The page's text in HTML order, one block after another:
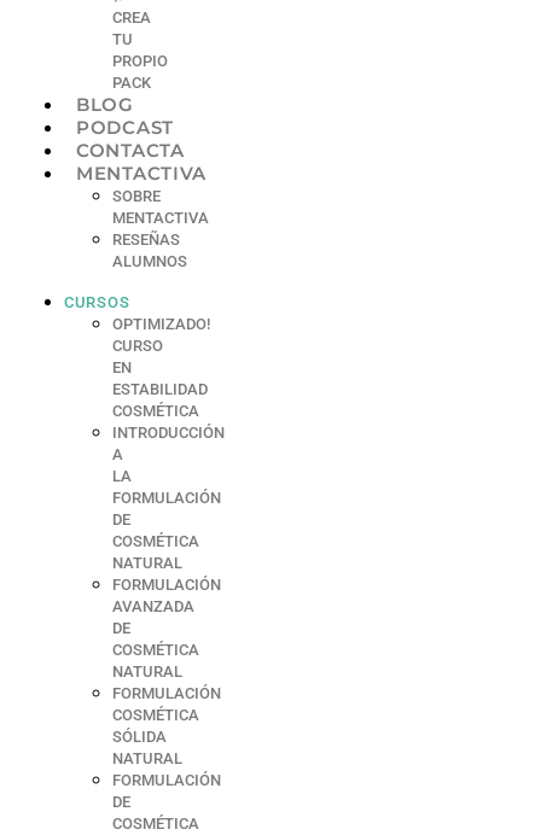
CREA
TU
PROPIO
PACK
BLOG
PODCAST
CONTACTA
MENTACTIVA
SOBRE
MENTACTIVA
RESEÑAS
ALUMNOS
CURSOS
OPTIMIZADO!
CURSO
EN
ESTABILIDAD
COSMÉTICA
INTRODUCCIÓN
A
LA
FORMULACIÓN
DE
COSMÉTICA
NATURAL
FORMULACIÓN
AVANZADA
DE
COSMÉTICA
NATURAL
FORMULACIÓN
COSMÉTICA
SÓLIDA
NATURAL
FORMULACIÓN
DE
COSMÉTICA